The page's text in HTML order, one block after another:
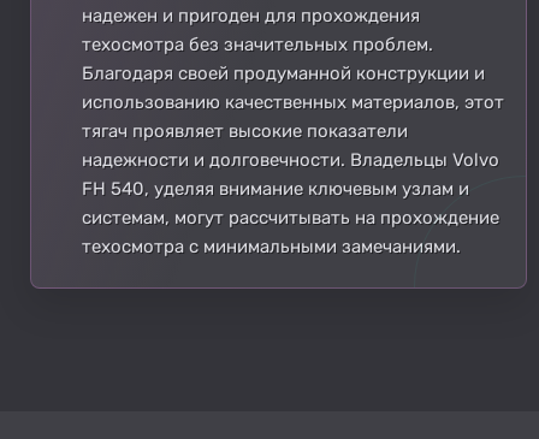
надежен и пригоден для прохождения
техосмотра без значительных проблем.
Благодаря своей продуманной конструкции и
использованию качественных материалов, этот
тягач проявляет высокие показатели
надежности и долговечности. Владельцы Volvo
FH 540, уделяя внимание ключевым узлам и
системам, могут рассчитывать на прохождение
техосмотра с минимальными замечаниями.